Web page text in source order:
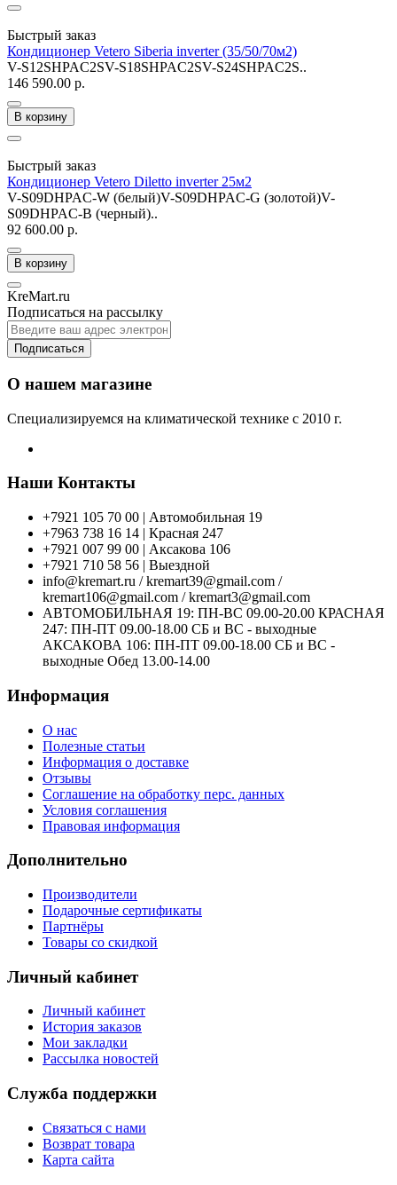
Быстрый заказ
Кондиционер Vetero Siberia inverter (35/50/70м2)
V-S12SHPAC2SV-S18SHPAC2SV-S24SHPAC2S..
146 590.00 р.
В корзину
Быстрый заказ
Кондиционер Vetero Diletto inverter 25м2
V-S09DHPAC-W (белый)V-S09DHPAC-G (золотой)V-
S09DHPAC-B (черный)..
92 600.00 р.
В корзину
KreMart.ru
Подписаться на рассылку
Подписаться
О нашем магазине
Специализируемся на климатической технике с 2010 г.
Наши Контакты
+7921 105 70 00 | Автомобильная 19
+7963 738 16 14 | Красная 247
+7921 007 99 00 | Аксакова 106
+7921 710 58 56 | Выездной
info@kremart.ru / kremart39@gmail.com /
kremart106@gmail.com / kremart3@gmail.com
АВТОМОБИЛЬНАЯ 19: ПН-ВС 09.00-20.00 КРАСНАЯ
247: ПН-ПТ 09.00-18.00 СБ и ВС - выходные
АКСАКОВА 106: ПН-ПТ 09.00-18.00 СБ и ВС -
выходные Обед 13.00-14.00
Информация
О нас
Полезные статьи
Информация о доставке
Отзывы
Соглашение на обработку перс. данных
Условия соглашения
Правовая информация
Дополнительно
Производители
Подарочные сертификаты
Партнёры
Товары со скидкой
Личный кабинет
Личный кабинет
История заказов
Мои закладки
Рассылка новостей
Служба поддержки
Связаться с нами
Возврат товара
Карта сайта